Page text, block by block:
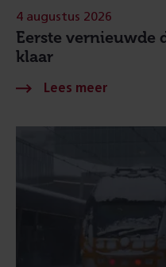
Eerste vernieuwde
klaar
4 augustus 2026